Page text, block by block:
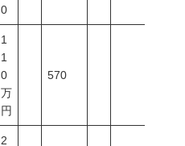
0
1
1
0
万
円
570
2